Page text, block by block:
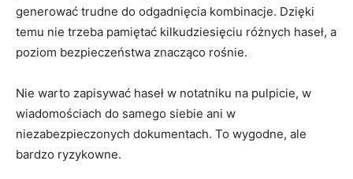
generować trudne do odgadnięcia kombinacje. Dzięki
temu nie trzeba pamiętać kilkudziesięciu różnych haseł, a
poziom bezpieczeństwa znacząco rośnie.
Nie warto zapisywać haseł w notatniku na pulpicie, w
wiadomościach do samego siebie ani w
niezabezpieczonych dokumentach. To wygodne, ale
bardzo ryzykowne.